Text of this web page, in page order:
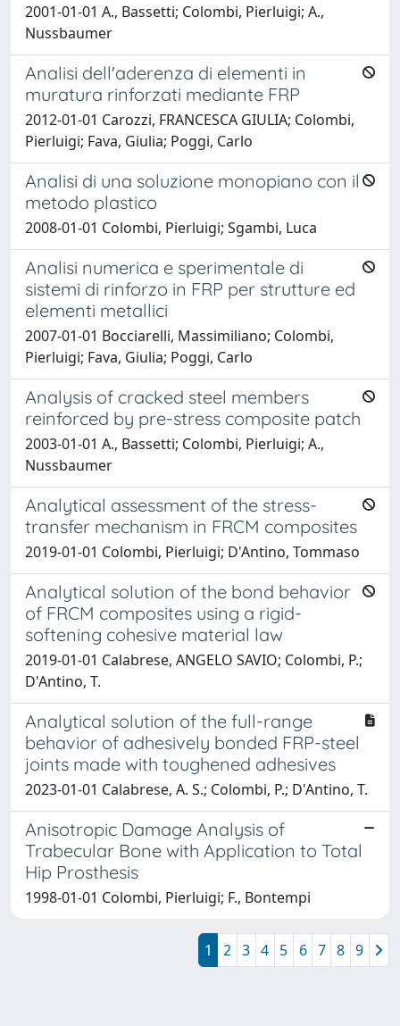
2001-01-01 A., Bassetti; Colombi, Pierluigi; A.,
Nussbaumer
Analisi dell'aderenza di elementi in
muratura rinforzati mediante FRP
2012-01-01 Carozzi, FRANCESCA GIULIA; Colombi,
Pierluigi; Fava, Giulia; Poggi, Carlo
Analisi di una soluzione monopiano con il
metodo plastico
2008-01-01 Colombi, Pierluigi; Sgambi, Luca
Analisi numerica e sperimentale di
sistemi di rinforzo in FRP per strutture ed
elementi metallici
2007-01-01 Bocciarelli, Massimiliano; Colombi,
Pierluigi; Fava, Giulia; Poggi, Carlo
Analysis of cracked steel members
reinforced by pre-stress composite patch
2003-01-01 A., Bassetti; Colombi, Pierluigi; A.,
Nussbaumer
Analytical assessment of the stress-
transfer mechanism in FRCM composites
2019-01-01 Colombi, Pierluigi; D'Antino, Tommaso
Analytical solution of the bond behavior
of FRCM composites using a rigid-
softening cohesive material law
2019-01-01 Calabrese, ANGELO SAVIO; Colombi, P.;
D'Antino, T.
Analytical solution of the full-range
behavior of adhesively bonded FRP-steel
joints made with toughened adhesives
2023-01-01 Calabrese, A. S.; Colombi, P.; D'Antino, T.
Anisotropic Damage Analysis of
Trabecular Bone with Application to Total
Hip Prosthesis
1998-01-01 Colombi, Pierluigi; F., Bontempi
1 2 3 4 5 6 7 8 9